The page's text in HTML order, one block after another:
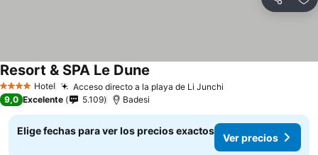
Compartir
4 EstrellasHotel Acceso directo a la playa de Li Junchi
Resort & SPA Le Dune
9,0 Excelente 5.109 Badesi
Elige fechas para ver los precios exactos
Ver precios